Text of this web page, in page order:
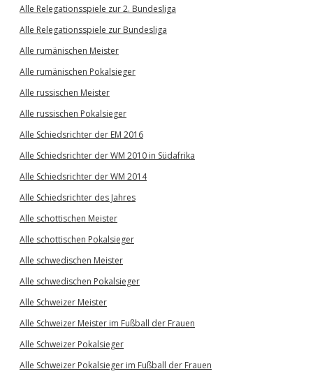
Alle Relegationsspiele zur 2. Bundesliga
Alle Relegationsspiele zur Bundesliga
Alle rumänischen Meister
Alle rumänischen Pokalsieger
Alle russischen Meister
Alle russischen Pokalsieger
Alle Schiedsrichter der EM 2016
Alle Schiedsrichter der WM 2010 in Südafrika
Alle Schiedsrichter der WM 2014
Alle Schiedsrichter des Jahres
Alle schottischen Meister
Alle schottischen Pokalsieger
Alle schwedischen Meister
Alle schwedischen Pokalsieger
Alle Schweizer Meister
Alle Schweizer Meister im Fußball der Frauen
Alle Schweizer Pokalsieger
Alle Schweizer Pokalsieger im Fußball der Frauen